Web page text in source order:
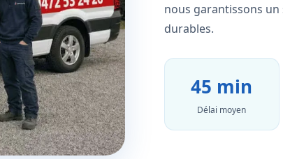
nous garantissons
durables.
45 min
Délai moyen